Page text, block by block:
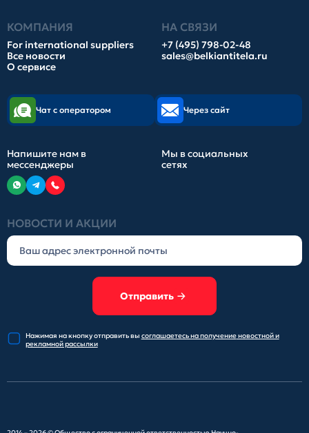
КОМПАНИЯ
For international suppliers
Все новости
О сервисе
НА СВЯЗИ
+7 (495) 798-02-48
sales@belkiantitela.ru
НОВОСТИ И АКЦИИ
Отправить
Нажимая на кнопку отправитьвы соглашаетесь на получениеновостной и
рекламной рассылки
Чат с оператором Через сайт
Напишите нам в
мессенджеры
Мы в социальных
сетях